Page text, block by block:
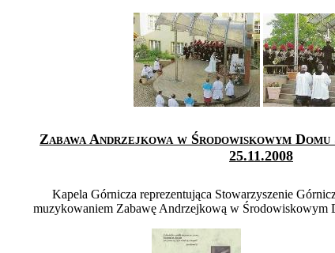
Zabawa Andrzejkowa w Środowiskowym Domu
25.11.2008
Kapela Górnicza reprezentująca Stowarzyszenie
muzykowaniem Zabawę Andrzejkową w Środowiskowym